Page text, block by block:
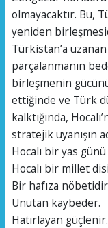
olmayacaktır. Bu,
yeniden
Türkistan’a
parçalanmanın
birleşmenin
ettiğinde ve Türk
kalktığında,
stratejik uyanışın
Hocalı bir yas
Hocalı bir millet
Bir hafıza
Unutan kaybeder.
Hatırlayan güçlenir.